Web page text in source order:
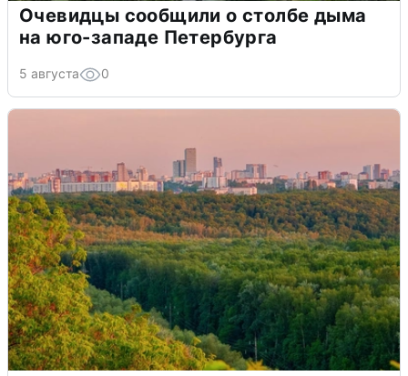
Очевидцы сообщили о столбе дыма
на юго-западе Петербурга
5 августа 0